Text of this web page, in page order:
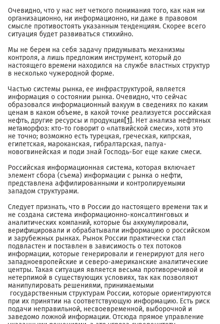
Очевидно, что у нас нет четкого понимания того, как нам ни
организационно, ни информационно, ни даже в правовом
смысле противостоять указанным тенденциям. Скорее всего
ситуация будет развиваться стихийно.
Мы не берем на себя задачу придумывать механизмы
контроля, а лишь предложим инструмент, который до
настоящего времени находился на службе властных структур
в несколько чужеродной форме.
Частью системы рынка, ее инфраструктурой, является
информация о состоянии рынка. Очевидно, что сейчас
образовался информационный вакуум в сведениях по каким
ценам в каком объеме, в какой точке реализуется российская
нефть, другие ресурсы и продукция[1]. Нет анализа нефтяных
метаморфоз: кто-то говорит о «латвийской смеси», хотя это
не точно; возможно есть турецкая, греческая, кипрская,
египетская, мароканская, гибралтарская, папуа-
новогвинейская и поди знай Господь-Бог еще какие смеси.
Российская информационная система, которая включает
элемент сбора (съема) информации с рынка о нефти,
представлена аффилированными и контролируемыми
западом структурами.
Следует признать, что в России до настоящего времени так и
не создана система информационно-консалтинговых и
аналитических компаний, которые бы аккумулировали,
верифицировали и обрабатывали информацию о российском
и зарубежных рынках. Рынок России практически стал
подвластен и поставлен в зависимость о тех потоков
информации, которые генерировали и генерируют для него
западноевропейские и северо-американские аналитические
центры. Такая ситуация является весьма противоречивой и
нетерпимой в существующих условиях, так как позволяют
манипулировать решениями, принимаемыми
государственным структурам России, которые ориентируются
при их принятии на соответствующую информацию. Есть риск
подачи неправильной, несвоевременной, выборочной и
заведомо ложной информации. Отсюда прямое управление